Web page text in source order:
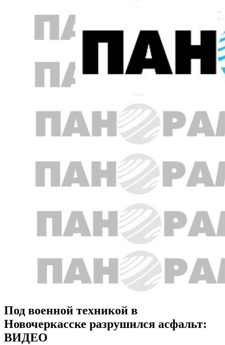
Под военной техникой в
Новочеркасске разрушился асфальт:
ВИДЕО